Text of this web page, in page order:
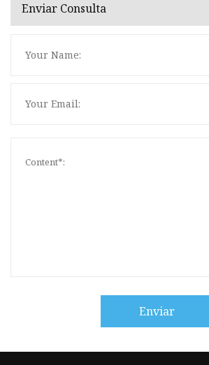
Enviar Consulta
Enviar